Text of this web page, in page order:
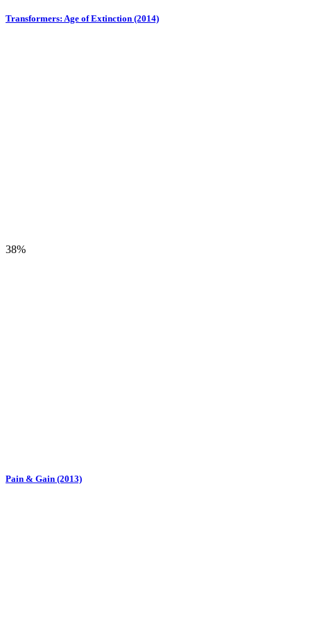
Transformers: Age of Extinction (2014)
38%
Pain & Gain (2013)